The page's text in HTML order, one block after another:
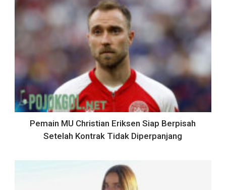
Pemain MU Christian Eriksen Siap Berpisah
Setelah Kontrak Tidak Diperpanjang